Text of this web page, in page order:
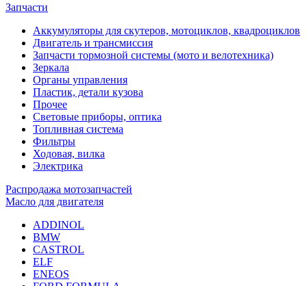
Запчасти
Аккумуляторы для скутеров, мотоциклов, квадроциклов
Двигатель и трансмиссия
Запчасти тормозной системы (мото и велотехника)
Зеркала
Органы управления
Пластик, детали кузова
Прочее
Световые приборы, оптика
Топливная система
Фильтры
Ходовая, вилка
Электрика
Распродажа мотозапчастей
Масло для двигателя
ADDINOL
BMW
CASTROL
ELF
ENEOS